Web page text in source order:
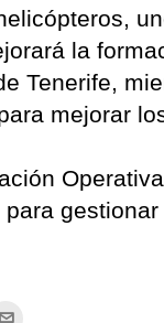
la
Tenerife,
mejorar